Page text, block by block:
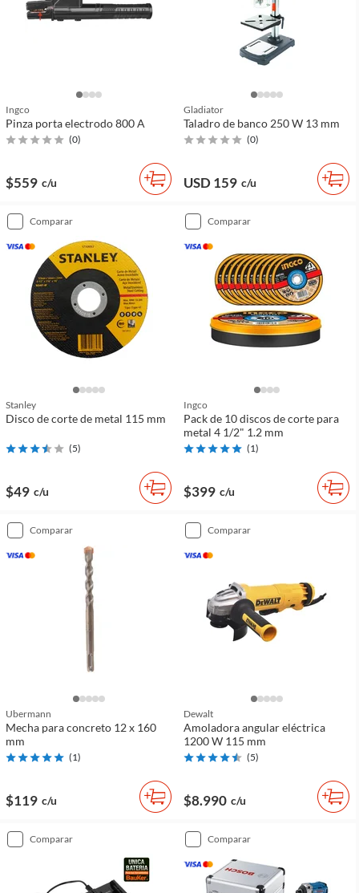
Ingco
Pinza porta electrodo 800 A
(0)
$559 c/u
Gladiator
Taladro de banco 250 W 13 mm
(0)
USD 159 c/u
comparar
Stanley
Disco de corte de metal 115 mm
(5)
$49 c/u
comparar
Ingco
Pack de 10 discos de corte para
metal 4 1/2" 1.2 mm
(1)
$399 c/u
comparar
Ubermann
Mecha para concreto 12 x 160
mm
(1)
$119 c/u
comparar
Dewalt
Amoladora angular eléctrica
1200 W 115 mm
(5)
$8.990 c/u
comparar comparar